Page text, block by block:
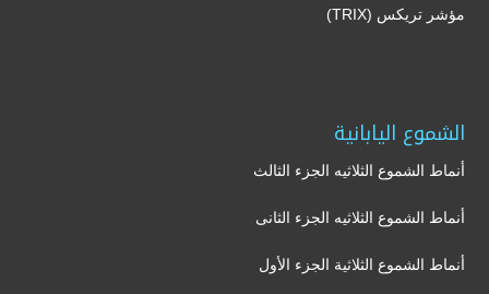
مؤشر تريكس (TRIX)
الشموع اليابانية
أنماط الشموع الثلاثيه الجزء الثالث
أنماط الشموع الثلاثيه الجزء الثانى
أنماط الشموع الثلاثية الجزء الأول